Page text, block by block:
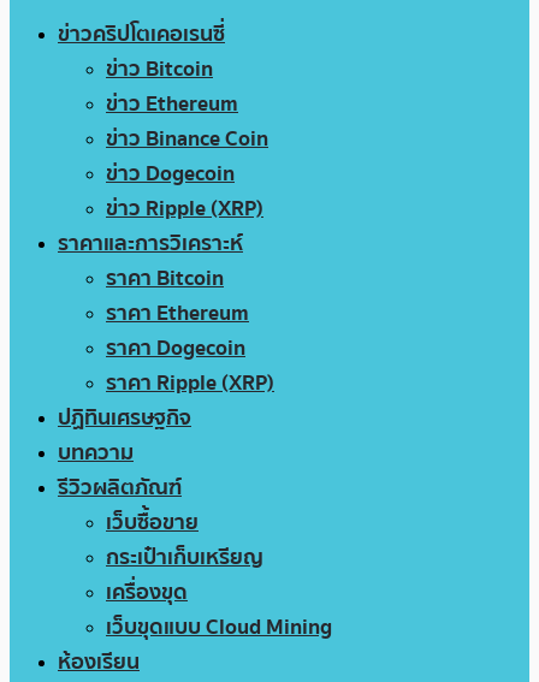
ข่าวคริปโตเคอเรนซี่
ข่าว Bitcoin
ข่าว Ethereum
ข่าว Binance Coin
ข่าว Dogecoin
ข่าว Ripple (XRP)
ราคาและการวิเคราะห์
ราคา Bitcoin
ราคา Ethereum
ราคา Dogecoin
ราคา Ripple (XRP)
ปฏิทินเศรษฐกิจ
บทความ
รีวิวผลิตภัณฑ์
เว็บซื้อขาย
กระเป๋าเก็บเหรียญ
เครื่องขุด
เว็บขุดแบบ Cloud Mining
ห้องเรียน